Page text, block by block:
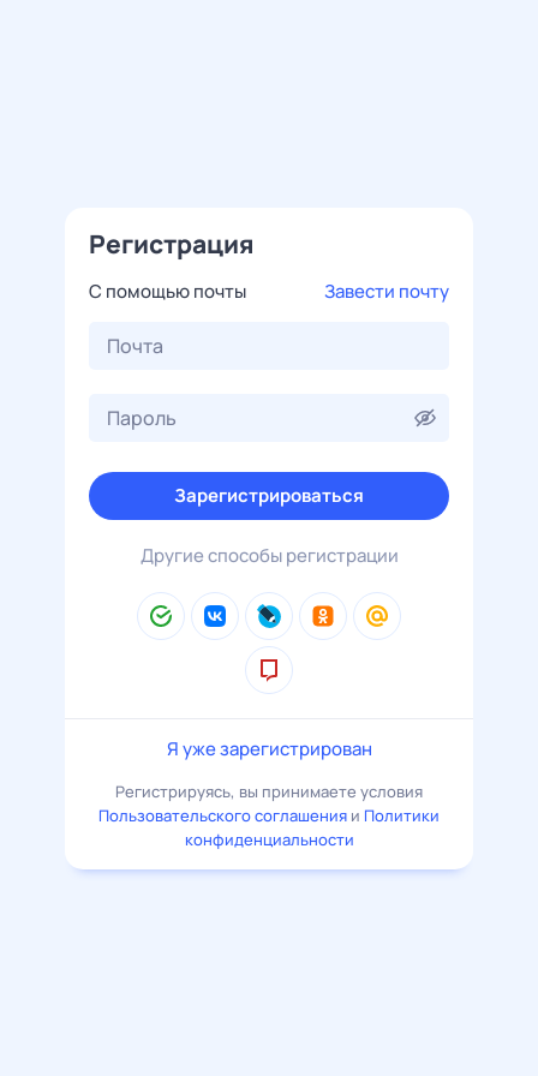
Регистрация
С помощью почты Завести почту
Зарегистрироваться
Другие способы регистрации
Я уже зарегистрирован
Регистрируясь, вы принимаете условия
Пользовательского соглашения и Политики
конфиденциальности